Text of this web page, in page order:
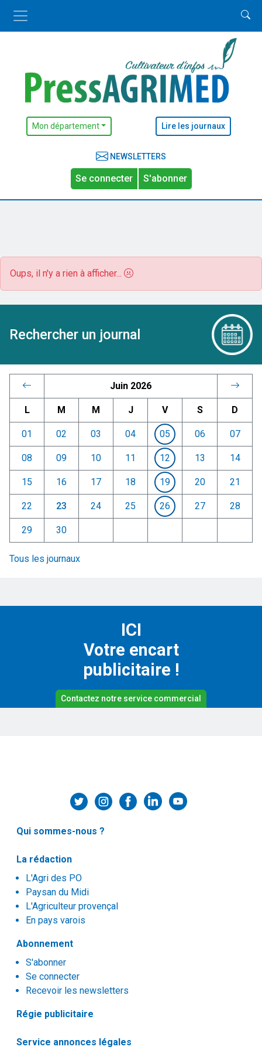
Mon département Lire les journaux
NEWSLETTERS
Se connecter S'abonner
Oups, il n'y a rien à afficher...
Rechercher un journal
Juin 2026
L M M J V S D
01 02 03 04 05 06 07
08 09 10 11 12 13 14
15 16 17 18 19 20 21
22 23 24 25 26 27 28
29 30
Tous les journaux
ICI
Votre encart
publicitaire !
Contactez notre service commercial
Qui sommes-nous ?
La rédaction
L'Agri des PO
Paysan du Midi
L'Agriculteur provençal
En pays varois
Abonnement
S'abonner
Se connecter
Recevoir les newsletters
Régie publicitaire
Service annonces légales